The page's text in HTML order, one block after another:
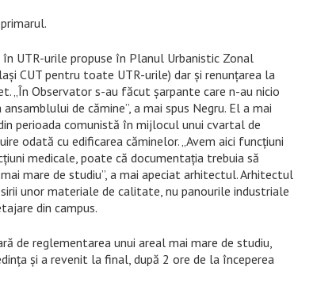
UTR-urile propuse în Planul Urbanistic Zonal
CUT pentru toate UTR-urile) dar și renunțarea la
„În Observator s-au făcut șarpante care n-au nicio
de cămine”, a mai spus Negru. El a mai
perioada comunistă în mijlocul unui cvartal de
odată cu edificarea căminelor. „Avem aici funcțiuni
medicale, poate că documentația trebuia să
mare de studiu”, a mai apeciat arhitectul. Arhitectul
unor materiale de calitate, nu panourile industriale
din campus.
de reglementarea unui areal mai mare de studiu,
și a revenit la final, după 2 ore de la începerea